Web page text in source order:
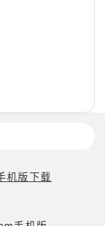
机版下载